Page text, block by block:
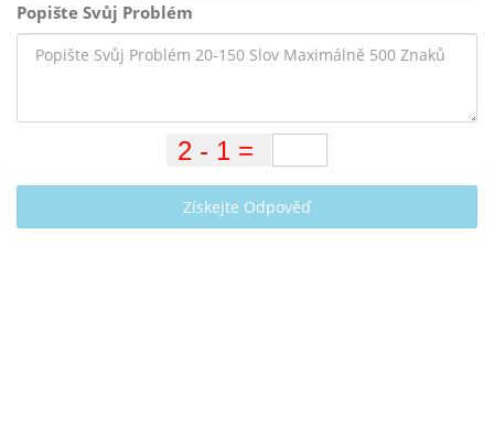
Popište Svůj Problém
Získejte Odpověď